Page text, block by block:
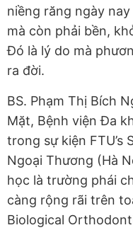
niềng răng ngày
mà còn phải bền,
Đó là lý do mà
ra đời.
BS. Phạm Thị Bích
Mặt, Bệnh viện Đa
trong sự kiện FTU’s
Ngoại Thương (Hà
học là trường phái
càng rộng rãi trên
Biological